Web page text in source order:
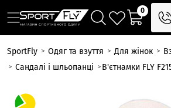
0
SportFly Одяг та взуття Для жінок
Сандалі і шльопанці
В'єтнамки FLY